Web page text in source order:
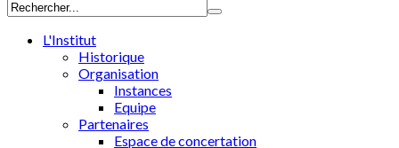
L'Institut
Historique
Organisation
Instances
Equipe
Partenaires
Espace de concertation